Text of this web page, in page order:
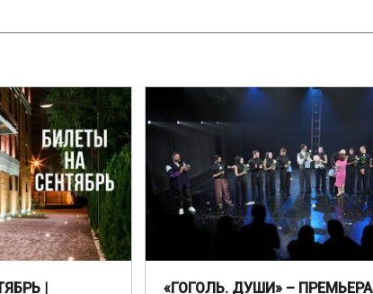
| «ГОГОЛЬ. ДУШИ» – ПРЕМЬЕРА